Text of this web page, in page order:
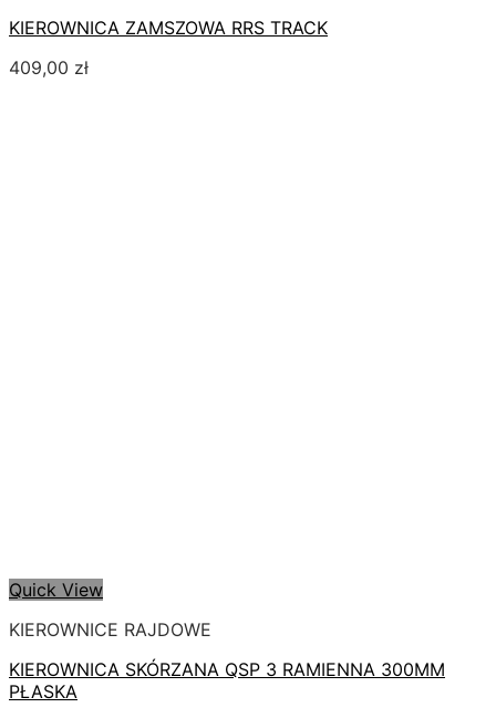
KIEROWNICA ZAMSZOWA RRS TRACK
409,00 zł
Quick View
KIEROWNICE RAJDOWE
KIEROWNICA SKÓRZANA QSP 3 RAMIENNA 300MM
PŁASKA